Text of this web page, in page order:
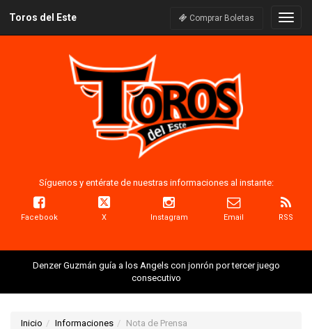
Toros del Este Comprar Boletas
Síguenos y entérate de nuestras informaciones al instante:
Facebook X Instagram Email RSS
Denzer Guzmán guía a los Angels con jonrón por tercer juego
consecutivo
Inicio Informaciones Nota de Prensa